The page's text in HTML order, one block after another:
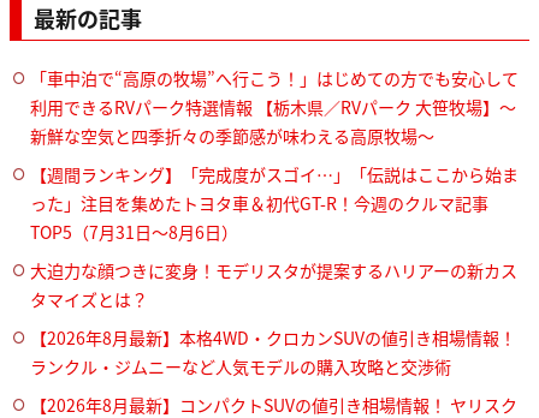
最新の記事
「車中泊で“高原の牧場”へ行こう！」はじめての方でも安心して
利用できるRVパーク特選情報 【栃木県／RVパーク 大笹牧場】～
新鮮な空気と四季折々の季節感が味わえる高原牧場～
【週間ランキング】「完成度がスゴイ…」「伝説はここから始ま
った」注目を集めたトヨタ車＆初代GT-R！今週のクルマ記事
TOP5（7月31日〜8月6日）
大迫力な顔つきに変身！モデリスタが提案するハリアーの新カス
タマイズとは？
【2026年8月最新】本格4WD・クロカンSUVの値引き相場情報！
ランクル・ジムニーなど人気モデルの購入攻略と交渉術
【2026年8月最新】コンパクトSUVの値引き相場情報！ ヤリスク